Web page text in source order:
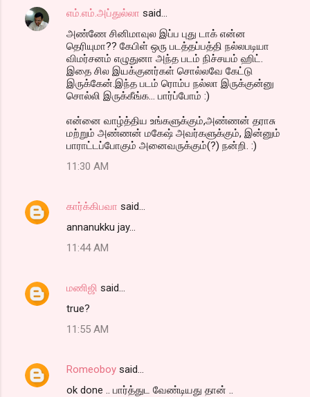
எம்.எம்.அப்துல்லா said…
அண்ணே சினிமாவுல இப்ப புது டாக் என்ன
தெரியுமா?? கேபிள் ஒரு படத்தப்பத்தி நல்லபடியா
விமர்சனம் எழுதுனா அந்த படம் நிச்சயம் ஹிட்.
இதை சில இயக்குனர்கள் சொல்லவே கேட்டு
இருக்கேன்.இந்த படம் ரொம்ப நல்லா இருக்குன்னு
சொல்லி இருக்கீங்க... பார்ப்போம் :)
என்னை வாழ்த்திய உங்களுக்கும்,அண்ணன் தராசு
மற்றும் அண்ணன் மகேஷ் அவர்களுக்கும், இன்னும்
பாராட்டப்போகும் அனைவருக்கும்(?) நன்றி. :)
11:30 AM
கார்க்கிபவா said…
annanukku jay...
11:44 AM
மணிஜி said…
true?
11:55 AM
Romeoboy said…
ok done .. பார்த்துட வேண்டியது தான் ..